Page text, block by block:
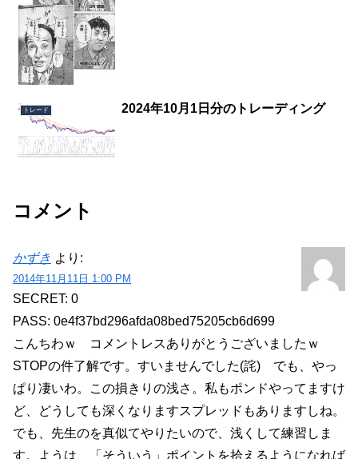
トレード 2024年10月1日分のトレーディング
コメント
かずき より:
2014年11月11日 1:00 PM
SECRET: 0
PASS: 0e4f37bd296afda08bed75205cb6d699
こんちわｗ コメントレスありがとうございましたｗ
STOPの件了解です。すいませんでした(詫) でも、やっ
ぱり凄いわ。この損きりの浅さ。私もポンドやってますけ
ど、どうしても深くなりますスプレッドもありますしね。
でも、先生のを真似てやりたいので、浅くして練習しま
す。ようは、「そういう」ポイントを拾えるようになれば